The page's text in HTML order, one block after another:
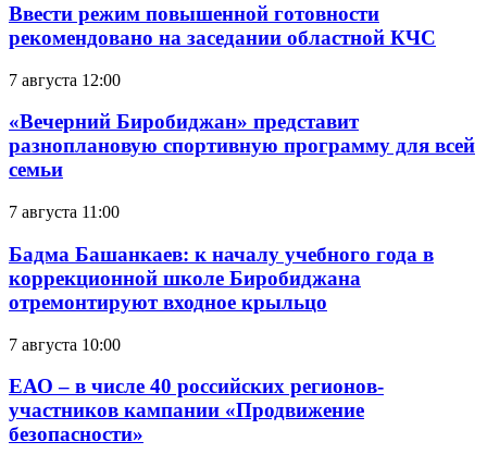
Ввести режим повышенной готовности
рекомендовано на заседании областной КЧС
7 августа 12:00
«Вечерний Биробиджан» представит
разноплановую спортивную программу для всей
семьи
7 августа 11:00
Бадма Башанкаев: к началу учебного года в
коррекционной школе Биробиджана
отремонтируют входное крыльцо
7 августа 10:00
ЕАО – в числе 40 российских регионов-
участников кампании «Продвижение
безопасности»